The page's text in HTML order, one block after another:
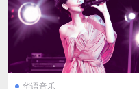
华语音乐